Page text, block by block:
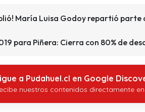
María Luisa Godoy repartió
para Piñera: Cierra con 80% de
a Pudahuel.cl en Google
nuestros contenidos directamente en